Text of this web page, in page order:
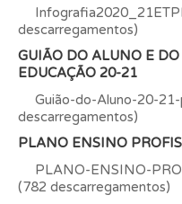
descarregamentos)
GUIÃO DO ALUNO E
EDUCAÇÃO 20-21
Guião-do-Aluno-20-
descarregamentos)
PLANO ENSINO
PLANO-ENSINO-
(782 descarregamentos)